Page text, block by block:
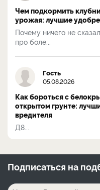
Чем подкормить
урожая: лучшие
Почему ничего не
про боле...
Гость
05.08.2026
Как бороться с
открытом грунте:
вредителя
Д8...
Подписаться на